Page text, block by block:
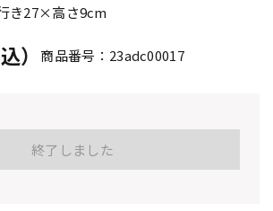
き27×高さ9cm
） 商品番号：23adc00017
終了しました